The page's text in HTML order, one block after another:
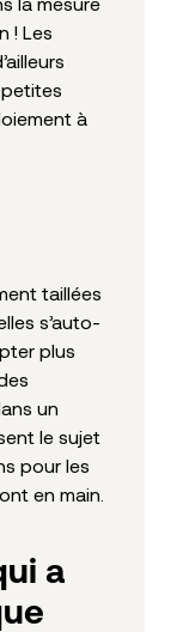
! Les
à
taillées
s’auto-
plus
un
le sujet
pour les
en main.
a